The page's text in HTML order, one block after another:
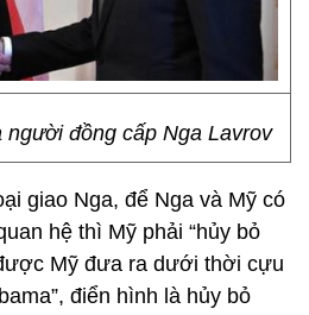
đồng cấp Nga Lavrov
giao Nga, để Nga và Mỹ có
hệ thì Mỹ phải “hủy bỏ
Mỹ đưa ra dưới thời cựu
điển hình là hủy bỏ